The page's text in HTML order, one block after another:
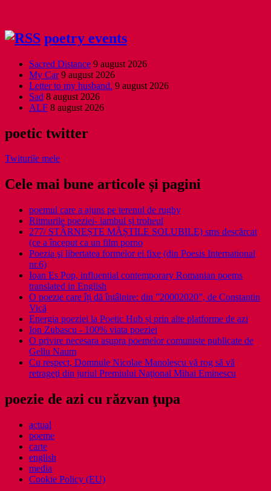
poetry events
Sacred Distance 9 august 2026
My Car 9 august 2026
Letter to my husband. 9 august 2026
Sad 8 august 2026
ALF 8 august 2026
poetic twitter
Twiturile mele
Cele mai bune articole și pagini
poemul care a ajuns pe terenul de rugby
Ritmurile poeziei- iambul și troheul
277/ STÂRNEȘTE MĂȘTILE SOLUBILE) sms descărcat
(ce a început ca un film porno
Poezia şi libertatea formelor ei fixe (din Poesis International
nr.6)
Ioan Es Pop, influential contemporary Romanian poems
translated in English
O poezie care îți dă întâlnire: din ”20002020”, de Constantin
Vică
Energia poeziei la Poetic Hub și prin alte platforme de azi
Ion Zubascu - 100% viata poeziei
O privire necesara asupra poemelor comuniste publicate de
Gellu Naum
Cu respect, Domnule Nicolae Manolescu vă rog să vă
retrageţi din juriul Premiului Naţional Mihai Eminescu
poezie de azi cu răzvan ţupa
actual
poeme
carte
english
media
Cookie Policy (EU)